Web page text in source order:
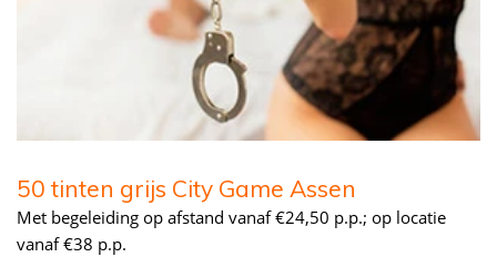
50 tinten grijs City Game Assen
Met begeleiding op afstand vanaf €24,50 p.p.; op locatie
vanaf €38 p.p.